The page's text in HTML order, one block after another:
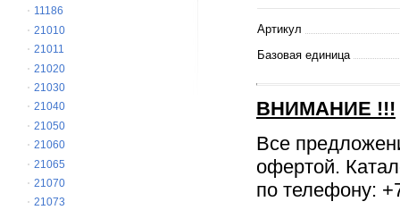
11186
21010
21011
21020
21030
21040
21050
21060
21065
21070
21073
Артикул
Базовая единица
ВНИМАНИЕ !!!
Все
офертой.
по телефону: